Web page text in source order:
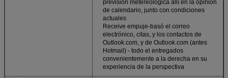
previsión metereológica allí en la opinión
de calendario, junto con condiciones
actuales
Receive empuje-basó el correo
electrónico, citas, y los contactos de
Outlook.com, y de Outlook.com (antes
Hotmail) - todo el entregados
convenientemente a la derecha en su
experiencia de la perspectiva